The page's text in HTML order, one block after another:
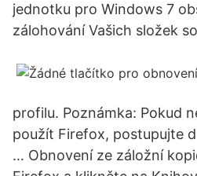
jednotku pro Windows 7
zálohování Vašich složek
profilu. Poznámka: Pokud
použít Firefox, postupujte
… Obnovení ze záložní